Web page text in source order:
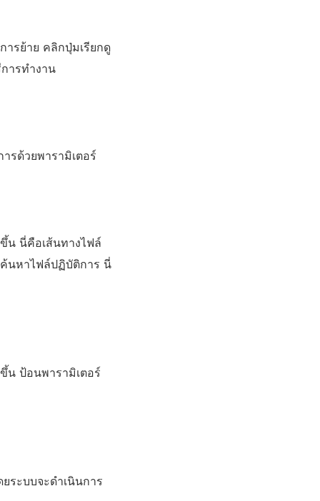
ารย้าย คลิกปุ่มเรียกดู
ารทำงาน
รด้วยพารามิเตอร์
น นี่คือเส้นทางไฟล์
ค้นหาไฟล์ปฏิบัติการ นี่
น ป้อนพารามิเตอร์
ระบบจะดำเนินการ